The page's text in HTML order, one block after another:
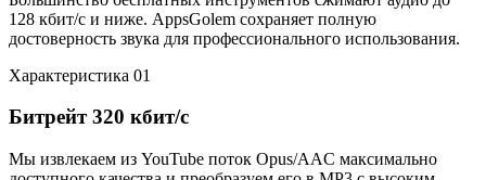
128 кбит/с и ниже. AppsGolem сохраняет полную
достоверность звука для профессионального использования.
Характеристика 01
Битрейт 320 кбит/с
Мы извлекаем из YouTube поток Opus/AAC максимально